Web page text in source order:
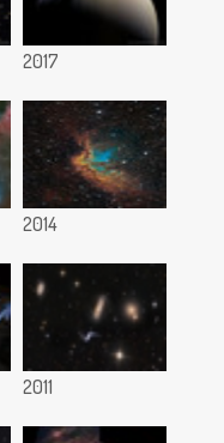
2017
2014
2011